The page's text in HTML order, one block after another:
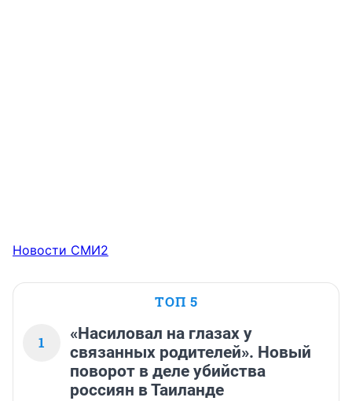
Новости СМИ2
ТОП 5
1
«Насиловал на глазах у
связанных родителей». Новый
поворот в деле убийства
россиян в Таиланде